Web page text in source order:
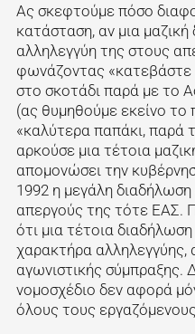
Ας σκεφτούμε πόσο
κατάσταση, αν μια
αλληλεγγύη της στους
φωνάζοντας «κατεβάστε
στο σκοτάδι παρά με το
(ας θυμηθούμε εκείνο το
«καλύτερα παπάκι, παρά
αρκούσε μια τέτοια
απομονώσει την
1992 η μεγάλη
απεργούς της τότε ΕΑΣ.
ότι μια τέτοια
χαρακτήρα αλληλεγγύης,
αγωνιστικής σύμπραξης.
νομοσχέδιο δεν αφορά
όλους τους